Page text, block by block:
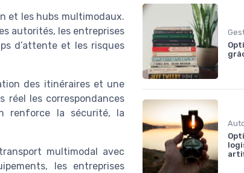
et les hubs multimodaux.
autorités, les entreprises
d’attente et les risques
des itinéraires et une
réel les correspondances
renforce la sécurité, la
multimodal avec
les entreprises